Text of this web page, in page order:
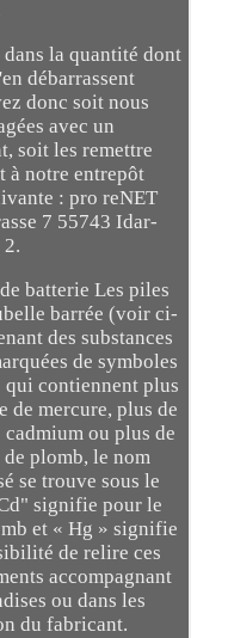
la quantité dont
débarrassent
donc soit nous
avec un
soit les remettre
à notre entrepôt
: pro reNET
7 55743 Idar-
batterie Les piles
barrée (voir ci-
des substances
de symboles
qui contiennent plus
de mercure, plus de
cadmium ou plus de
de plomb, le nom
se trouve sous le
signifie pour le
et « Hg » signifie
de relire ces
accompagnant
ou dans les
du fabricant.